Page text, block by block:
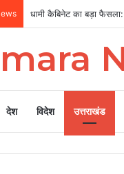
MDDA बोर्ड की बैठक में 25
देश विदेश उत्तराखंड